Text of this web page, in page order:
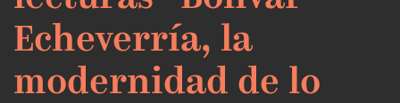
Echeverría, la
modernidad de lo